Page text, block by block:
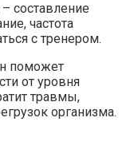
составление
частота
с тренером.
поможет
от уровня
травмы,
организма.